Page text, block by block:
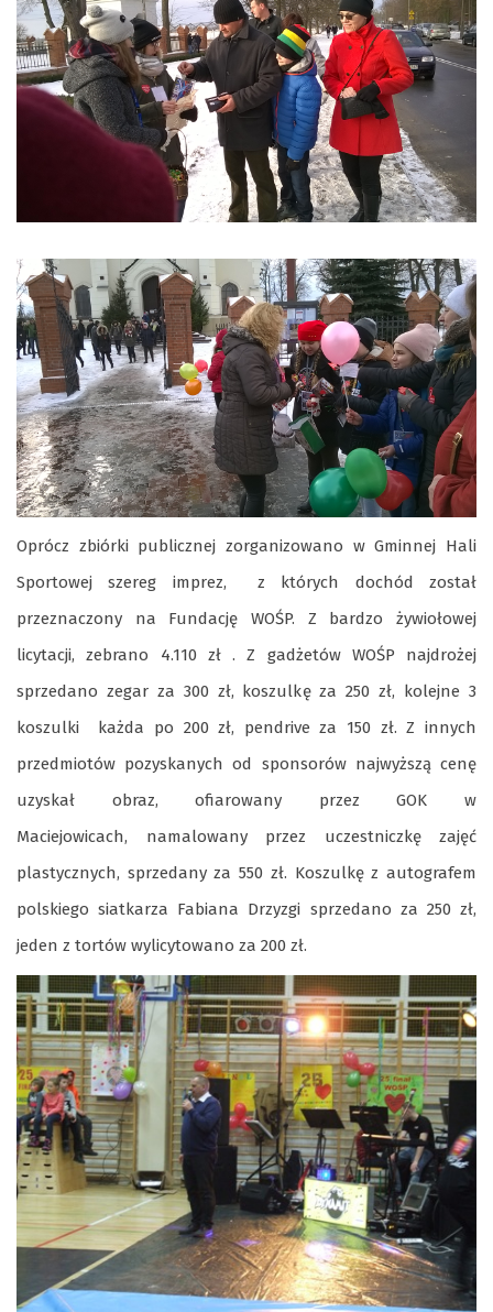
Oprócz zbiórki publicznej zorganizowano w Gminnej Hali
Sportowej szereg imprez, z których dochód został
przeznaczony na Fundację WOŚP. Z bardzo żywiołowej
licytacji, zebrano 4.110 zł . Z gadżetów WOŚP najdrożej
sprzedano zegar za 300 zł, koszulkę za 250 zł, kolejne 3
koszulki każda po 200 zł, pendrive za 150 zł. Z innych
przedmiotów pozyskanych od sponsorów najwyższą cenę
uzyskał obraz, ofiarowany przez GOK w
Maciejowicach, namalowany przez uczestniczkę zajęć
plastycznych, sprzedany za 550 zł. Koszulkę z autografem
polskiego siatkarza Fabiana Drzyzgi sprzedano za 250 zł,
jeden z tortów wylicytowano za 200 zł.